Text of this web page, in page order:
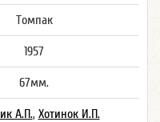
Томпак
1957
67мм.
А.П., Хотинок И.П.